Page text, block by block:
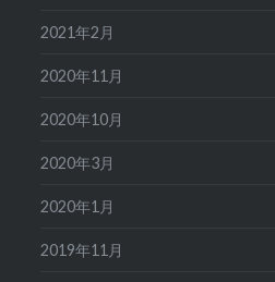
2021年2月
2020年11月
2020年10月
2020年3月
2020年1月
2019年11月